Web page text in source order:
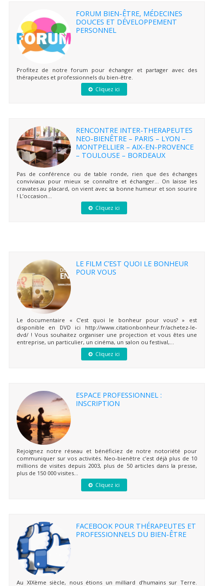
FORUM BIEN-ÊTRE, MÉDECINES
DOUCES ET DÉVELOPPEMENT
PERSONNEL
Profitez de notre forum pour échanger et partager avec des
thérapeutes et professionnels du bien-être.
Cliquez ici
RENCONTRE INTER-THERAPEUTES
NEO-BIENÊTRE – PARIS – LYON –
MONTPELLIER – AIX-EN-PROVENCE
– TOULOUSE – BORDEAUX
Pas de conférence ou de table ronde, rien que des échanges
conviviaux pour mieux se connaître et échanger… On laisse les
cravates au placard, on vient avec sa bonne humeur et son sourire
! L’occasion...
Cliquez ici
LE FILM C’EST QUOI LE BONHEUR
POUR VOUS
Le documentaire « C’est quoi le bonheur pour vous? » est
disponible en DVD ici http://www.citationbonheur.fr/achetez-le-
dvd/ ! Vous souhaitez organiser une projection et vous êtes une
entreprise, un particulier, un cinéma, un salon ou festival,...
Cliquez ici
ESPACE PROFESSIONNEL :
INSCRIPTION
Rejoignez notre réseau et bénéficiez de notre notoriété pour
communiquer sur vos activités. Neo-bienêtre c’est déjà plus de 10
millions de visites depuis 2003, plus de 50 articles dans la presse,
plus de 150 000 visites...
Cliquez ici
FACEBOOK POUR THÉRAPEUTES ET
PROFESSIONNELS DU BIEN-ÊTRE
Au XIXème siècle, nous étions un milliard d’humains sur Terre.